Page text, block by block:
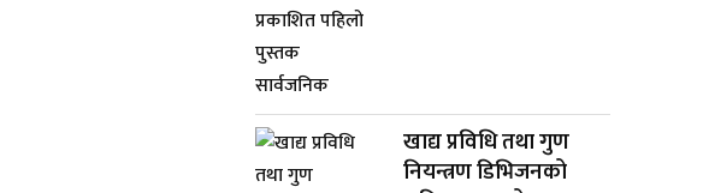
खाद्य प्रविधि तथा गुण
नियन्त्रण डिभिजनको